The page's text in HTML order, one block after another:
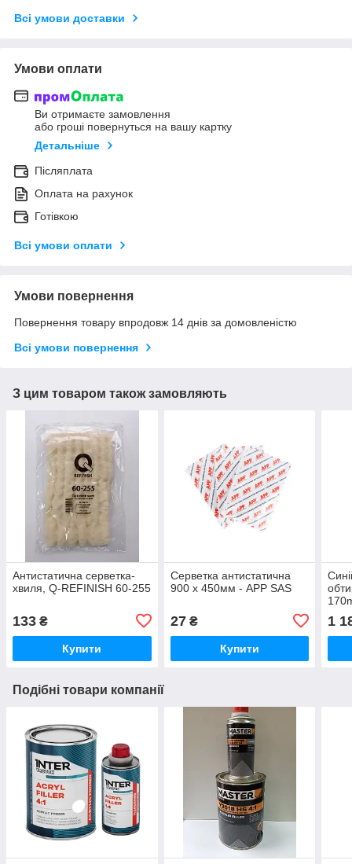
Всі умови доставки
Умови оплати
Ви отримаєте замовлення
або гроші повернуться на вашу картку
Детальніше
Післяплата
Оплата на рахунок
Готівкою
Всі умови оплати
Умови повернення
Повернення товару впродовж 14 днів за домовленістю
Всі умови повернення
З цим товаром також замовляють
Антистатична серветка-
хвиля, Q-REFINISH 60-255
133 ₴
Купити
Серветка антистатична
900 x 450мм - APP SAS
27₴
Купити
1
Подібні товари компанії